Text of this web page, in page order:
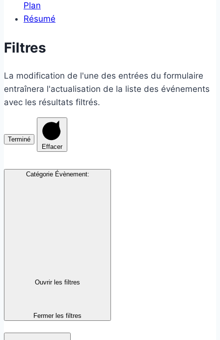
Plan
Résumé
Filtres
La modification de l'une des entrées du formulaire
entraînera l'actualisation de la liste des événements
avec les résultats filtrés.
Terminé
Effacer
Catégorie Évènement:
Ouvrir les filtres
Fermer les filtres